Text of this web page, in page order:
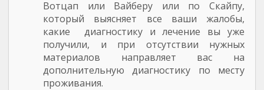
Вотцап или Вайберу или по Скайпу,
который выясняет все ваши жалобы,
какие диагностику и лечение вы уже
получили, и при отсутствии нужных
материалов направляет вас на
дополнительную диагностику по месту
проживания.